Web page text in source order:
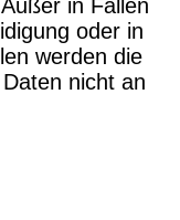
in Fällen
oder in
werden die
nicht an